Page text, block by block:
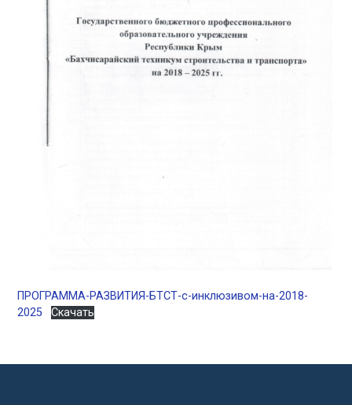
ПРОГРАММА-РАЗВИТИЯ-БТСТ-с-инклюзивом-на-2018-
2025
Скачать